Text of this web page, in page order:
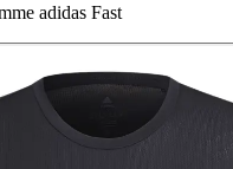
adidas Fast